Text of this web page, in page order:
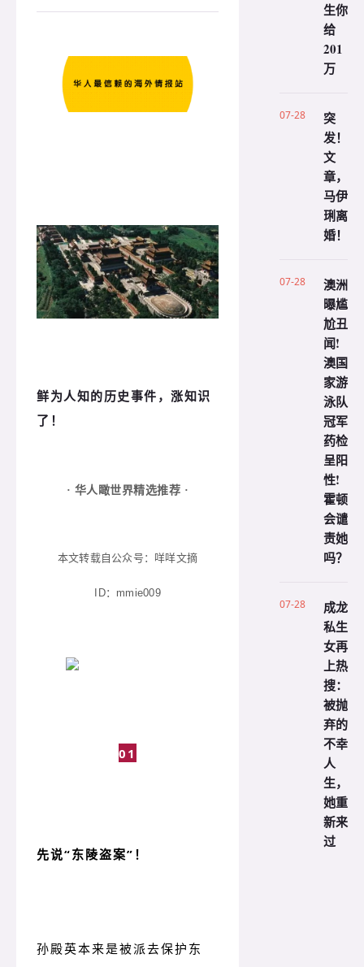
鲜为人知的历史事件，涨知识
了！
· 华人瞰世界精选推荐 ·
本文转载自公众号：咩咩文摘
ID： mmie009
01
先说“东陵盗案” ！
孙殿英本来是被派去保护东
生你
给
201
万
07-28
突
发！
文
章，
马伊
琍离
婚！
07-28
澳洲
曝尴
尬丑
闻!
澳国
家游
泳队
冠军
药检
呈阳
性!
霍顿
会谴
责她
吗？
07-28
成龙
私生
女再
上热
搜：
被抛
弃的
不幸
人
生，
她重
新来
过